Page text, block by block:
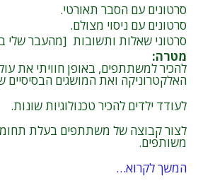
סרטונים עם הסבר תאורטי.
סרטונים עם ניסוי מצולם.
סרטוני שאלות ותשובות [מהעבר שלי
מטרה:
להכיר למשתתפים, באופן חוויתי את
האלקטרוניקה ואת המושגים הבסיסיים
לעודד ילדים להכיר טכנולוגיות שונות.
לצור קבוצה של משתתפים בעלת תחומי
משותפים.
המשך לקרוא…